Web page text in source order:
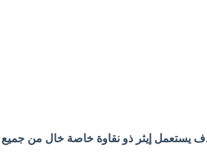
يستعمل إيثر ذو نقاوة خاصة خال من جميع